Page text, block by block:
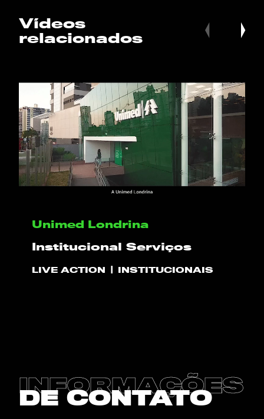
PLAY!
CONTATO
Vídeos
relacionados
Unimed Londrina
Institucional Serviços
LIVE ACTION INSTITUCIONAIS
INFORMAÇÕES
DE CONTATO